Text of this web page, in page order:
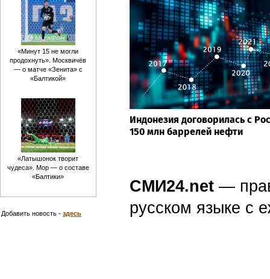
Индонезия договорилась с
150 млн баррелей нефти
СМИ24.net —
русском языке с
«Минут 15 не могли
продохнуть». Москвичёв
— о матче «Зенита» с
«Балтикой»
«Латышонок творит
чудеса». Мор — о составе
«Балтики»
Добавить новость - здесь